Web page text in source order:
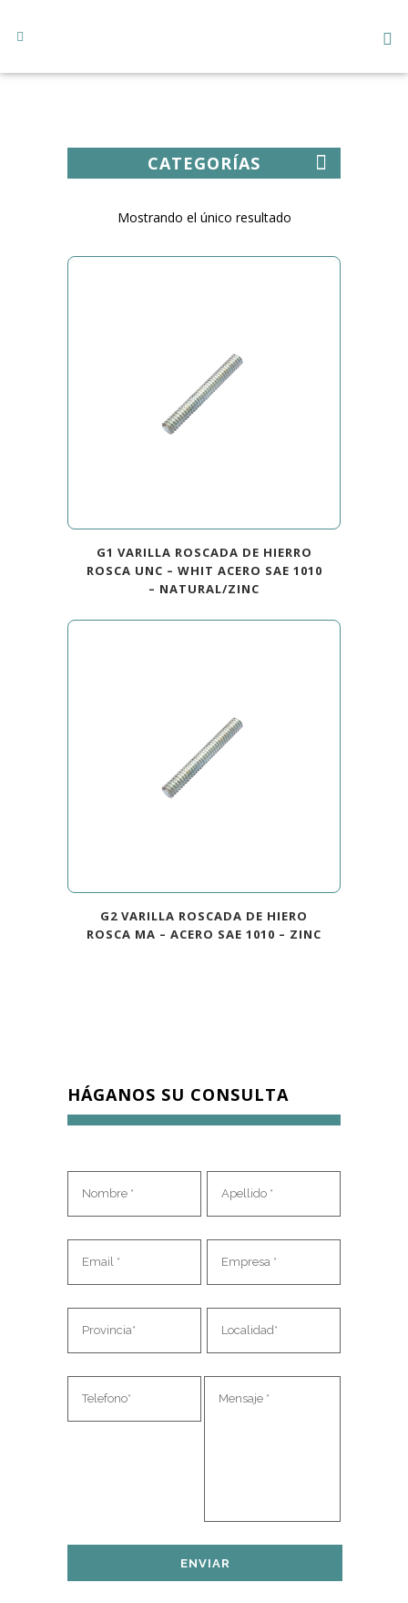
CATEGORÍAS
Mostrando el único resultado
G1 VARILLA ROSCADA DE HIERRO
ROSCA UNC – WHIT ACERO SAE 1010
– NATURAL/ZINC
G2 VARILLA ROSCADA DE HIERO
ROSCA MA – ACERO SAE 1010 – ZINC
HÁGANOS SU CONSULTA